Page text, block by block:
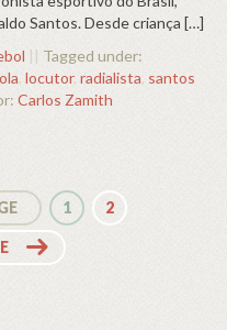
Santos. Desde criança […]
|| Tagged under:
, locutor, radialista, santos
Carlos Zamith
1 2